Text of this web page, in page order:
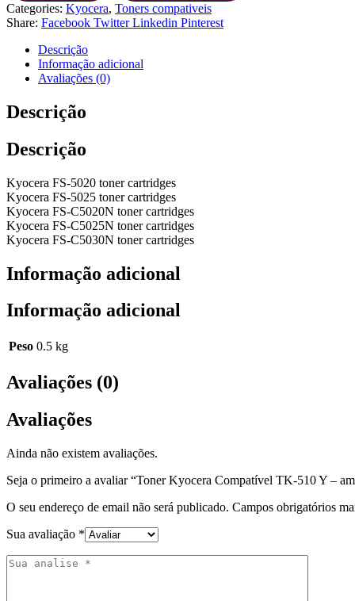
Categories: Kyocera, Toners compativeis
Share: Facebook Twitter Linkedin Pinterest
Descrição
Informação adicional
Avaliações (0)
Descrição
Descrição
Kyocera FS-5020 toner cartridges
Kyocera FS-5025 toner cartridges
Kyocera FS-C5020N toner cartridges
Kyocera FS-C5025N toner cartridges
Kyocera FS-C5030N toner cartridges
Informação adicional
Informação adicional
Peso 0.5 kg
Avaliações (0)
Avaliações
Ainda não existem avaliações.
Seja o primeiro a avaliar “Toner Kyocera Compatível TK-510 Y –
O seu endereço de email não será publicado. Campos obrigatórios
Sua avaliação *